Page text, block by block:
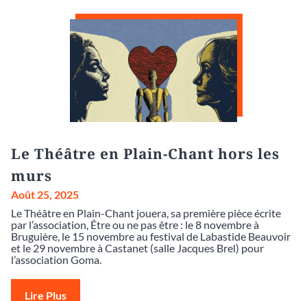
Le Théâtre en Plain-Chant hors les
murs
Août 25, 2025
Le Théâtre en Plain-Chant jouera, sa première pièce écrite
par l’association, Être ou ne pas être : le 8 novembre à
Bruguière, le 15 novembre au festival de Labastide Beauvoir
et le 29 novembre à Castanet (salle Jacques Brel) pour
l’association Goma.
Lire Plus